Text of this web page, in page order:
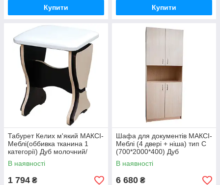
Купити Купити
Табурет Келих м'який МАКСІ-
Меблі(оббивка тканина 1
категорії) Дуб молочний/
Венге магія (10040)
В наявності
1 794 ₴
Шафа для документів МАКСІ-
Меблі (4 двері + ніша) тип С
(700*2000*400) Дуб
молочний (8315)
В наявності
6 680 ₴